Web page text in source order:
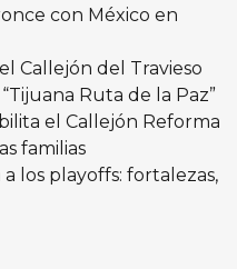
con México en
Callejón del Travieso
Ruta de la Paz”
el Callejón Reforma
familias
los playoffs: fortalezas,